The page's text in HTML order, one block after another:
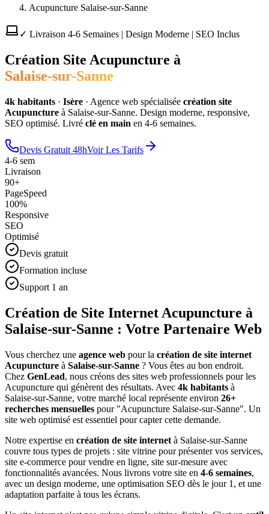
Acupuncture Salaise-sur-Sanne
✓ Livraison 4-6 Semaines | Design Moderne | SEO Inclus
Création Site Acupuncture à
Salaise-sur-Sanne
4k habitants · Isère · Agence web spécialisée création site
Acupuncture à Salaise-sur-Sanne. Design moderne, responsive,
SEO optimisé. Livré clé en main en 4-6 semaines.
Devis Gratuit 48hVoir Les Tarifs
4-6 sem
Livraison
90+
PageSpeed
100%
Responsive
SEO
Optimisé
Devis gratuit
Formation incluse
Support 1 an
Création de Site Internet Acupuncture à
Salaise-sur-Sanne : Votre Partenaire Web
Vous cherchez une agence web pour la création de site internet
Acupuncture à Salaise-sur-Sanne ? Vous êtes au bon endroit.
Chez GenLead, nous créons des sites web professionnels pour les
Acupuncture qui génèrent des résultats. Avec 4k habitants à
Salaise-sur-Sanne, votre marché local représente environ 26+
recherches mensuelles pour "Acupuncture Salaise-sur-Sanne". Un
site web optimisé est essentiel pour capter cette demande.
Notre expertise en création de site internet à Salaise-sur-Sanne
couvre tous types de projets : site vitrine pour présenter vos services,
site e-commerce pour vendre en ligne, site sur-mesure avec
fonctionnalités avancées. Nous livrons votre site en 4-6 semaines,
avec un design moderne, une optimisation SEO dès le jour 1, et une
adaptation parfaite à tous les écrans.